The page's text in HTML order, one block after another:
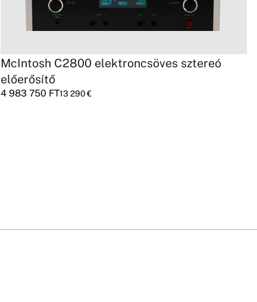
McIntosh C2800 elektroncsöves sztereó
előerősítő
4 983 750 FT13 290€